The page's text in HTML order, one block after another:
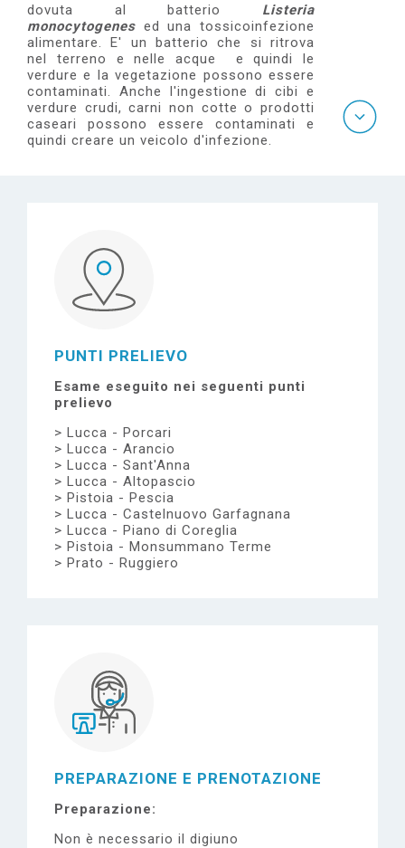
dovuta al batterio Listeria
monocytogenes ed una tossicoinfezione
alimentare. E' un batterio che si ritrova
nel terreno e nelle acque e quindi le
verdure e la vegetazione possono essere
contaminati. Anche l'ingestione di cibi e
verdure crudi, carni non cotte o prodotti
caseari possono essere contaminati e
quindi creare un veicolo d'infezione.
PUNTI PRELIEVO
Esame eseguito nei seguenti punti
prelievo
Lucca - Porcari
Lucca - Arancio
Lucca - Sant'Anna
Lucca - Altopascio
Pistoia - Pescia
Lucca - Castelnuovo Garfagnana
Lucca - Piano di Coreglia
Pistoia - Monsummano Terme
Prato - Ruggiero
PREPARAZIONE E PRENOTAZIONE
Preparazione
Non è necessario il digiuno